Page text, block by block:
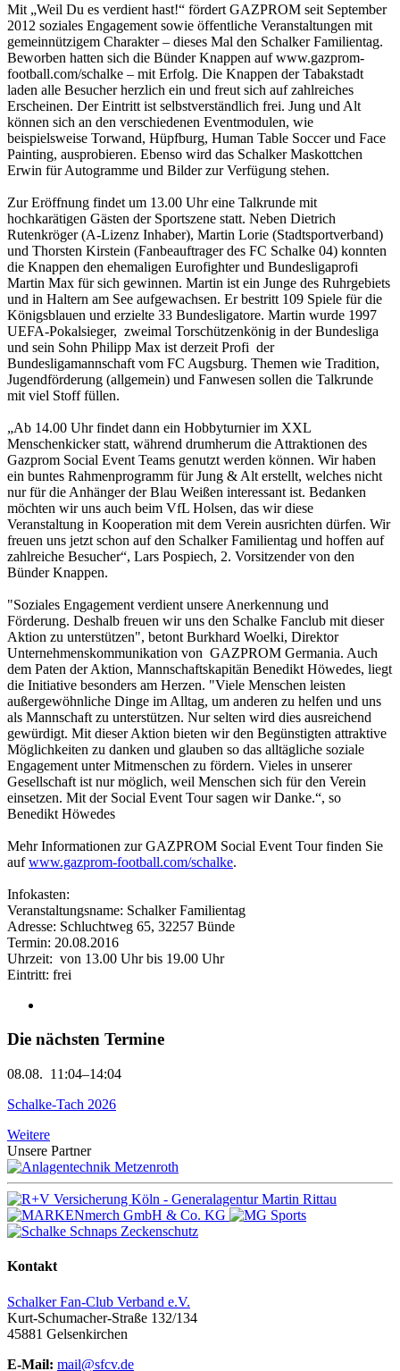
Mit „Weil Du es verdient hast!“ fördert GAZPROM seit September
2012 soziales Engagement sowie öffentliche Veranstaltungen mit
gemeinnützigem Charakter – dieses Mal den Schalker Familientag.
Beworben hatten sich die Bünder Knappen auf www.gazprom-
football.com/schalke – mit Erfolg. Die Knappen der Tabakstadt
laden alle Besucher herzlich ein und freut sich auf zahlreiches
Erscheinen. Der Eintritt ist selbstverständlich frei. Jung und Alt
können sich an den verschiedenen Eventmodulen, wie
beispielsweise Torwand, Hüpfburg, Human Table Soccer und Face
Painting, ausprobieren. Ebenso wird das Schalker Maskottchen
Erwin für Autogramme und Bilder zur Verfügung stehen.
Zur Eröffnung findet um 13.00 Uhr eine Talkrunde mit
hochkarätigen Gästen der Sportszene statt. Neben Dietrich
Rutenkröger (A-Lizenz Inhaber), Martin Lorie (Stadtsportverband)
und Thorsten Kirstein (Fanbeauftrager des FC Schalke 04) konnten
die Knappen den ehemaligen Eurofighter und Bundesligaprofi
Martin Max für sich gewinnen. Martin ist ein Junge des Ruhrgebiets
und in Haltern am See aufgewachsen. Er bestritt 109 Spiele für die
Königsblauen und erzielte 33 Bundesligatore. Martin wurde 1997
UEFA-Pokalsieger, zweimal Torschützenkönig in der Bundesliga
und sein Sohn Philipp Max ist derzeit Profi der
Bundesligamannschaft vom FC Augsburg. Themen wie Tradition,
Jugendförderung (allgemein) und Fanwesen sollen die Talkrunde
mit viel Stoff füllen.
„Ab 14.00 Uhr findet dann ein Hobbyturnier im XXL
Menschenkicker statt, während drumherum die Attraktionen des
Gazprom Social Event Teams genutzt werden können. Wir haben
ein buntes Rahmenprogramm für Jung & Alt erstellt, welches nicht
nur für die Anhänger der Blau Weißen interessant ist. Bedanken
möchten wir uns auch beim VfL Holsen, das wir diese
Veranstaltung in Kooperation mit dem Verein ausrichten dürfen. Wir
freuen uns jetzt schon auf den Schalker Familientag und hoffen auf
zahlreiche Besucher“, Lars Pospiech, 2. Vorsitzender von den
Bünder Knappen.
"Soziales Engagement verdient unsere Anerkennung und
Förderung. Deshalb freuen wir uns den Schalke Fanclub mit dieser
Aktion zu unterstützen", betont Burkhard Woelki, Direktor
Unternehmenskommunikation von GAZPROM Germania. Auch
dem Paten der Aktion, Mannschaftskapitän Benedikt Höwedes, liegt
die Initiative besonders am Herzen. "Viele Menschen leisten
außergewöhnliche Dinge im Alltag, um anderen zu helfen und uns
als Mannschaft zu unterstützen. Nur selten wird dies ausreichend
gewürdigt. Mit dieser Aktion bieten wir den Begünstigten attraktive
Möglichkeiten zu danken und glauben so das alltägliche soziale
Engagement unter Mitmenschen zu fördern. Vieles in unserer
Gesellschaft ist nur möglich, weil Menschen sich für den Verein
einsetzen. Mit der Social Event Tour sagen wir Danke.“, so
Benedikt Höwedes
Mehr Informationen zur GAZPROM Social Event Tour finden Sie
aufwww.gazprom-football.com/schalke.
Infokasten:
Veranstaltungsname: Schalker Familientag
Adresse: Schluchtweg 65, 32257 Bünde
Termin: 20.08.2016
Uhrzeit: von 13.00 Uhr bis 19.00 Uhr
Eintritt: frei
Die nächsten Termine
08.08. 11:04–14:04
Schalke-Tach 2026
Weitere
Unsere Partner
Kontakt
Schalker Fan-Club Verband e.V.
Kurt-Schumacher-Straße 132/134
45881 Gelsenkirchen
E-Mail: mail@sfcv.de